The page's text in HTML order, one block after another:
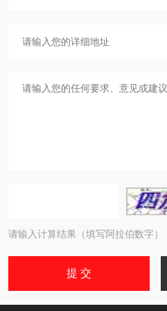
请输入计算结果（填写阿拉伯数字）